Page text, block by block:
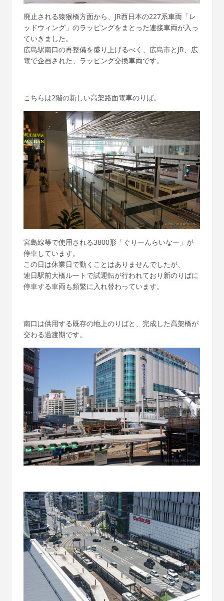
廃止される猿猴橋方面から、JR西日本の227系車両「レ
ッドウィング」のラッピングをまとった連接車両が入っ
ていきました。
広島駅南口の再整備を盛り上げるべく、広島市とJR、広
電で企画された、ラッピング交換車両です。
こちらは2階の新しい高架路面電車のりば。
宮島線等で使用される3800形「ぐりーんらいなー」が
停車しています。
この日は休業日で動くことはありませんでしたが、
連日駅前大橋ルートで試運転が行われており新のりばに
停車する車両も頻繁に入れ替わっています。
南口は供用する既存の地上のりばと、完成した高架橋が
交わる過渡期です。